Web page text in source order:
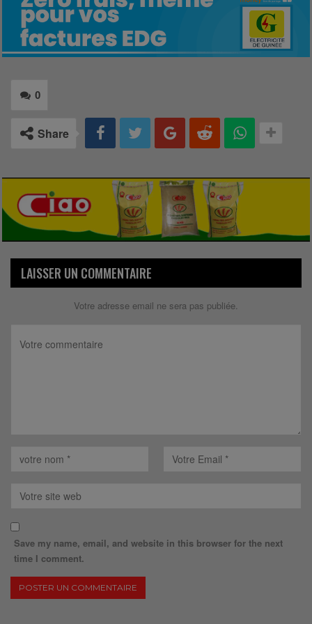
0
Share
LAISSER UN COMMENTAIRE
Votre adresse email ne sera pas publiée.
Save my name, email, and website in this browser for the next
time I comment.